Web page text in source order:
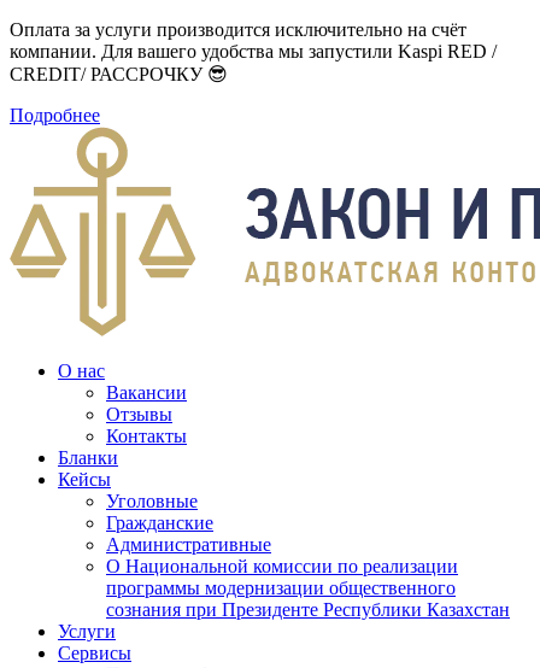
Оплата за услуги производится исключительно на счёт
компании. Для вашего удобства мы запустили Kaspi RED /
CREDIT/ РАССРОЧКУ 😎
Подробнее
О нас
Вакансии
Отзывы
Контакты
Бланки
Кейсы
Уголовные
Гражданские
Административные
О Национальной комиссии по реализации
программы модернизации общественного
сознания при Президенте Республики Казахстан
Услуги
Сервисы